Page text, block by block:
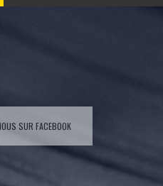
SUR FACEBOOK